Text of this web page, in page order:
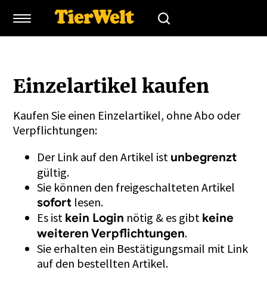
Einzelartikel kaufen
Kaufen Sie einen Einzelartikel, ohne Abo oder
Verpflichtungen:
Der Link auf den Artikel ist unbegrenzt
gültig.
Sie können den freigeschalteten Artikel
sofort lesen.
Es ist kein Login nötig & es gibt keine
weiteren Verpflichtungen.
Sie erhalten ein Bestätigungsmail mit Link
auf den bestellten Artikel.